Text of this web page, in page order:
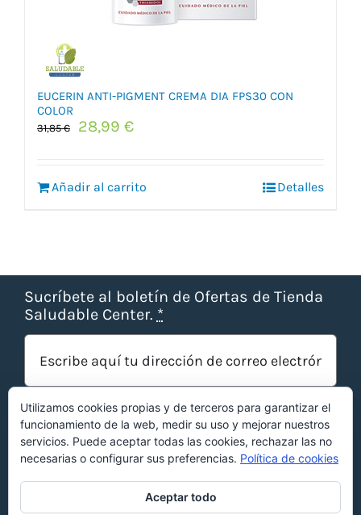
EUCERIN ANTI-PIGMENT CREMA DIA FPS30 CON
COLOR
31,85€
El
era:
31,85 €.
28,99 €El
es:
28,99 €.
Añadir al carrito Detalles
Sucríbete al boletín de Ofertas de Tienda
Saludable Center. *
¡OBTENER OFERTAS!
Utilizamos cookies propias y de terceros para garantizar el
funcionamiento de la web, medir su uso y mejorar nuestros
servicios. Puede aceptar todas las cookies, rechazar las no
necesarias o configurar sus preferencias. Política de cookies
Aceptar todo